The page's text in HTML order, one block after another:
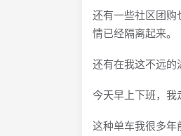
还有一些社区团
情已经隔离起来。
还有在我这不远的
今天早上下班，我
这种单车我很多年